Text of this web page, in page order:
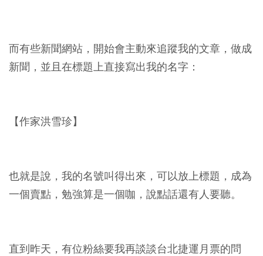
而有些新聞網站，開始會主動來追蹤我的文章，做成
新聞，並且在標題上直接寫出我的名字：
【作家洪雪珍】
也就是說，我的名號叫得出來，可以放上標題，成為
一個賣點，勉強算是一個咖，說點話還有人要聽。
直到昨天，有位粉絲要我再談談台北捷運月票的問